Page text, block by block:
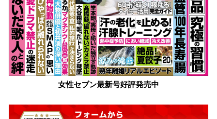
女性セブン最新号好評発売中